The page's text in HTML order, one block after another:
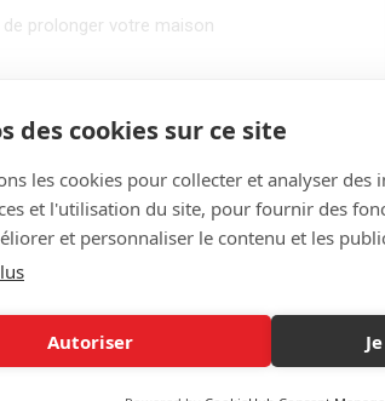
des cookies sur ce site
les cookies pour collecter et analyser des
et l'utilisation du site, pour fournir des
et personnaliser le contenu et les
Autoriser
prolonger votre maison
simple et facile à utiliser.
grâce à plusieurs